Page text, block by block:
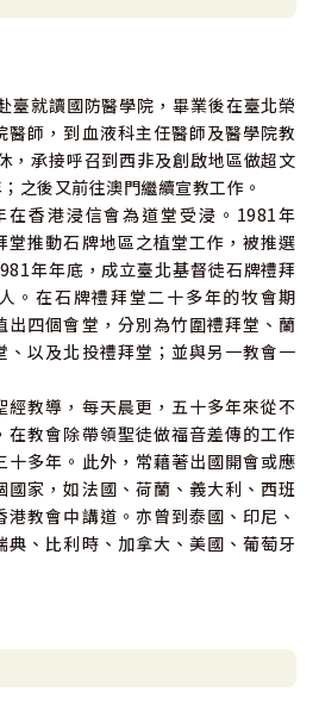
臺就讀國防醫學院，畢業後在臺北榮
醫師，到血液科主任醫師及醫學院教
，承接呼召到西非及創啟地區做超文
之後又前往澳門繼續宣教工作。
在香港浸信會為道堂受浸。1981年
堂推動石牌地區之植堂工作，被推選
年年底，成立臺北基督徒石牌禮拜
。在石牌禮拜堂二十多年的牧會期
出四個會堂，分別為竹圍禮拜堂、蘭
、以及北投禮拜堂；並與另一教會一
經教導，每天晨更，五十多年來從不
在教會除帶領聖徒做福音差傳的工作
十多年。此外，常藉著出國開會或應
國家，如法國、荷蘭、義大利、西班
教會中講道。亦曾到泰國、印尼、
典、比利時、加拿大、美國、葡萄牙